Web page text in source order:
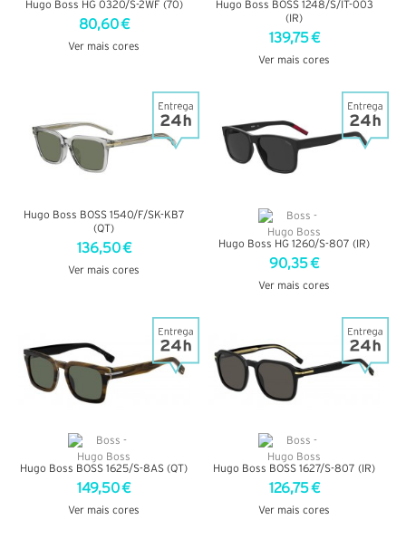
Hugo Boss HG 0320/S-2WF (70)
80,60 €
Ver mais cores
Hugo Boss BOSS 1248/S/IT-003
(IR)
139,75 €
Ver mais cores
Hugo Boss BOSS 1540/F/SK-KB7
(QT)
136,50 €
Ver mais cores
Hugo Boss HG 1260/S-807 (IR)
90,35 €
Ver mais cores
Hugo Boss BOSS 1625/S-8AS (QT)
149,50 €
Ver mais cores
Hugo Boss BOSS 1627/S-807 (IR)
126,75 €
Ver mais cores